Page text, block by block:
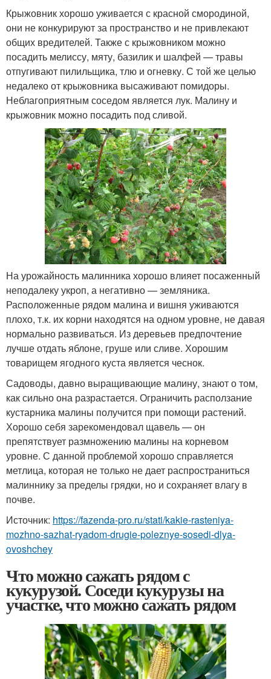
Крыжовник хорошо уживается с красной смородиной,
они не конкурируют за пространство и не привлекают
общих вредителей. Также с крыжовником можно
посадить мелиссу, мяту, базилик и шалфей — травы
отпугивают пилильщика, тлю и огневку. С той же целью
недалеко от крыжовника высаживают помидоры.
Неблагоприятным соседом является лук. Малину и
крыжовник можно посадить под сливой.
На урожайность малинника хорошо влияет посаженный
неподалеку укроп, а негативно — земляника.
Расположенные рядом малина и вишня уживаются
плохо, т.к. их корни находятся на одном уровне, не давая
нормально развиваться. Из деревьев предпочтение
лучше отдать яблоне, груше или сливе. Хорошим
товарищем ягодного куста является чеснок.
Садоводы, давно выращивающие малину, знают о том,
как сильно она разрастается. Ограничить расползание
кустарника малины получится при помощи растений.
Хорошо себя зарекомендовал щавель — он
препятствует размножению малины на корневом
уровне. С данной проблемой хорошо справляется
метлица, которая не только не дает распространиться
малиннику за пределы грядки, но и сохраняет влагу в
почве.
Источник: https://fazenda-pro.ru/stati/kakie-rasteniya-
mozhno-sazhat-ryadom-drugie-poleznye-sosedi-dlya-
ovoshchey
Что можно сажать рядом с
кукурузой. Соседи кукурузы на
участке, что можно сажать рядом